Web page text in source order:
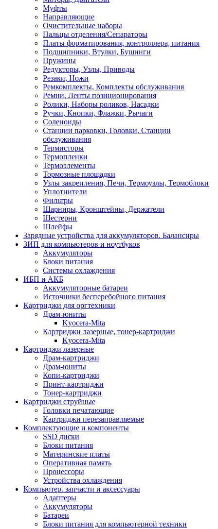
Муфты
Направляющие
Очистительные наборы
Пальцы отделения/Сепараторы
Платы форматирования, контроллера, питания
Подшипники, Втулки, Бушинги
Пружины
Редукторы, Узлы, Приводы
Резаки, Ножи
Ремкомплекты, Комплекты обслуживания
Ремни, Ленты позиционирования
Ролики, Наборы роликов, Насадки
Ручки, Кнопки, Флажки, Рычаги
Соленоиды
Станции парковки, Головки, Станции
обслуживания
Термисторы
Термопленки
Термоэлементы
Тормозные площадки
Узлы закрепления, Печи, Термоузлы, Термоблоки
Уплотнители
Фильтры
Шарниры, Кронштейны, Держатели
Шестерни
Шлейфы
Зарядные устройства для аккумуляторов. Балансиры
ЗИП для компьютеров и ноутбуков
Аккумуляторы
Блоки питания
Системы охлаждения
ИБП и АКБ
Аккумуляторные батареи
Источники бесперебойного питания
Картриджи для оргтехники
Драм-юниты
Kyocera-Mita
Картриджи лазерные, тонер-картриджи
Kyocera-Mita
Картриджи лазерные
Драм-картриджи
Драм-юниты
Копи-картриджи
Принт-картриджи
Тонер-картриджи
Картриджи струйные
Головки печатающие
Картриджи перезаправляемые
Комплектующие и компоненты
SSD диски
Блоки питания
Материнские платы
Оперативная память
Процессоры
Устройства охлаждения
Компьютер. запчасти и аксессуары
Адаптеры
Аккумуляторы
Батареи
Блоки питания для компьютерной техники